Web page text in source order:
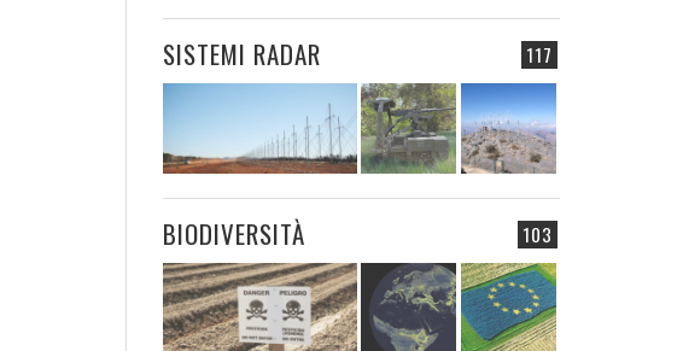
117
SISTEMI RADAR
103
BIODIVERSITÀ